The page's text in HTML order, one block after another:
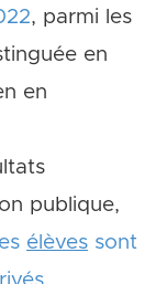
, parmi les
en
en
publique,
es élèves sont